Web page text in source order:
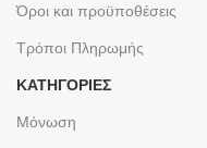
Όροι και προϋποθέσεις
Τρόποι Πληρωμής
ΚΑΤΗΓΟΡΙΕΣ
Μόνωση